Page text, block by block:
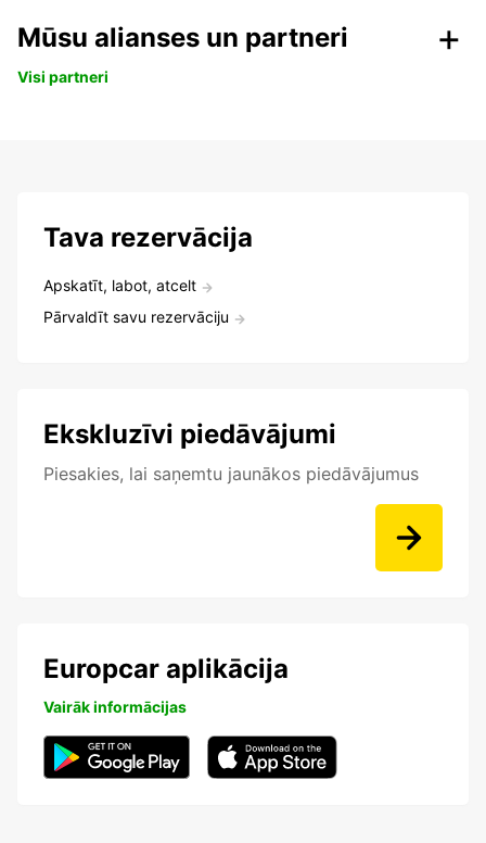
Mūsu alianses un partneri
Visi partneri
Tava rezervācija
Apskatīt, labot, atcelt
Pārvaldīt savu rezervāciju
Ekskluzīvi piedāvājumi
Piesakies, lai saņemtu jaunākos piedāvājumus
Europcar aplikācija
Vairāk informācijas